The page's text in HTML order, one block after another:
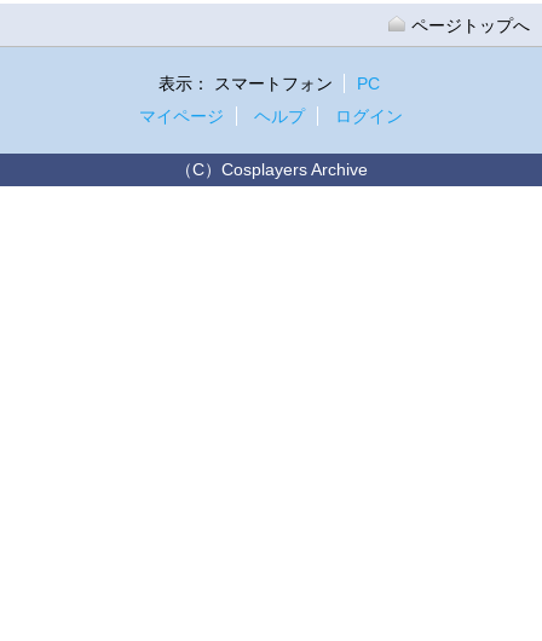
ページトップへ
表示： スマートフォン
PC
マイページ
ヘルプ ログイン
（C）Cosplayers Archive